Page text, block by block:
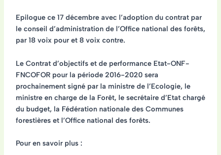
Epilogue ce 17 décembre avec l’adoption du contrat par
le conseil d’administration de l’Office national des forêts,
par 18 voix pour et 8 voix contre.
Le Contrat d’objectifs et de performance Etat-ONF-
FNCOFOR pour la période 2016-2020 sera
prochainement signépar la ministre de l’Ecologie, le
ministre en charge de la Forêt, le secrétaire d’Etat chargé
du budget, la Fédération nationale des Communes
forestières et l’Office national des forêts.
Pour en savoir plus :